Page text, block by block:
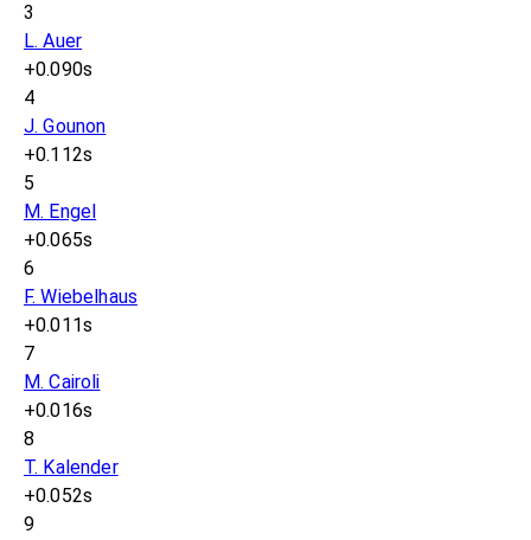
3
L. Auer
+0.090s
4
J. Gounon
+0.112s
5
M. Engel
+0.065s
6
F. Wiebelhaus
+0.011s
7
M. Cairoli
+0.016s
8
T. Kalender
+0.052s
9